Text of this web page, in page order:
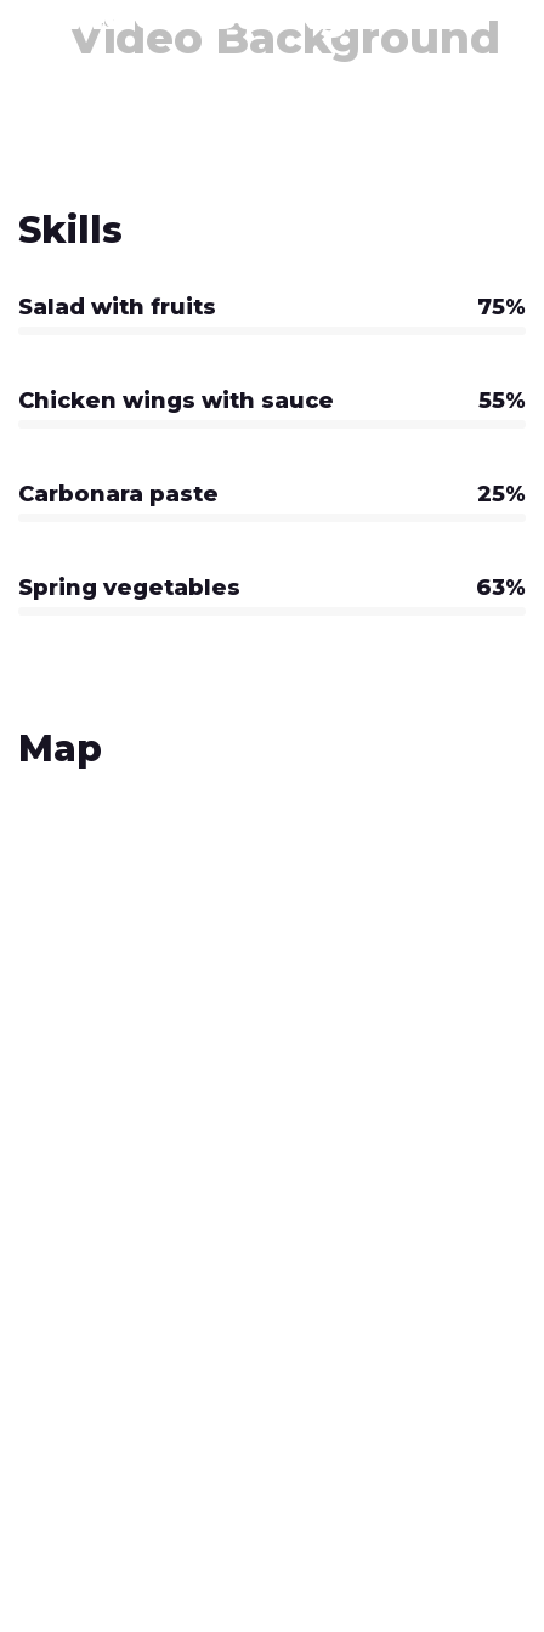
Video Background
Skills
Salad with fruits 75%
Chicken wings with sauce 55%
Carbonara paste 25%
Spring vegetables 63%
Map